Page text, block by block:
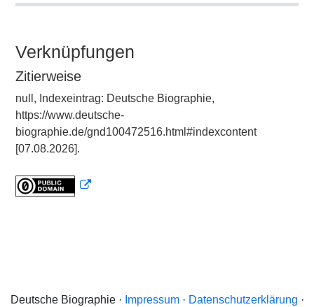
Verknüpfungen
Zitierweise
null, Indexeintrag: Deutsche Biographie,
https://www.deutsche-
biographie.de/gnd100472516.html#indexcontent
[07.08.2026].
Deutsche Biographie · Impressum· Datenschutzerklärung ·